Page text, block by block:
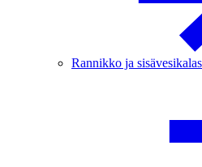
Rannikko ja